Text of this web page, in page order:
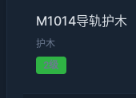
M1014导轨护木
护木
2级